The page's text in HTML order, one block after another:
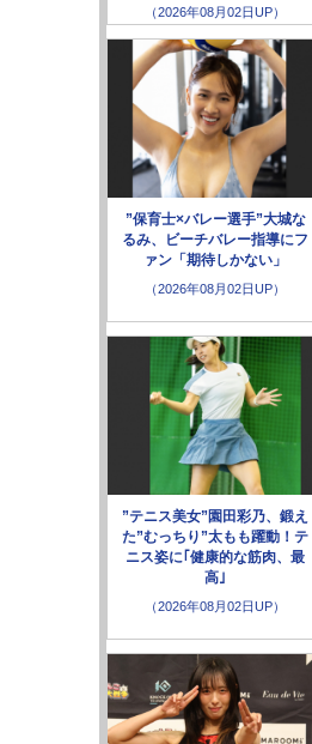
（2026年08月02日UP）
”保育士×バレー選手”大城な
るみ、ビーチバレー指導にフ
ァン「期待しかない」
（2026年08月02日UP）
”テニス美女”園田彩乃、鍛え
た”むっちり”太もも躍動！テ
ニス姿に｢健康的な筋肉、最
高｣
（2026年08月02日UP）